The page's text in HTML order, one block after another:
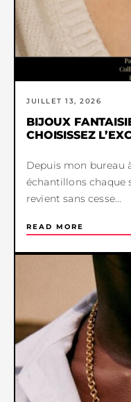
JUILLET 13, 2026
BIJOUX
CHOISISSEZ
Depuis mon bureau
échantillons chaque
revient sans cesse...
READ MORE